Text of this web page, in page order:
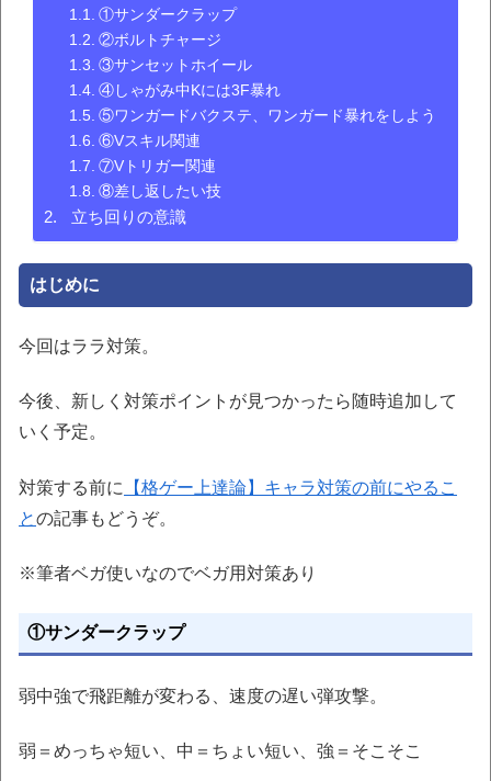
①サンダークラップ
②ボルトチャージ
③サンセットホイール
④しゃがみ中Kには3F暴れ
⑤ワンガードバクステ、ワンガード暴れをしよう
⑥Vスキル関連
⑦Vトリガー関連
⑧差し返したい技
立ち回りの意識
はじめに
今回はララ対策。
今後、新しく対策ポイントが見つかったら随時追加して
いく予定。
対策する前に
【格ゲー上達論】キャラ対策の前にやるこ
との記事もどうぞ。
※筆者ベガ使いなのでベガ用対策あり
①サンダークラップ
弱中強で飛距離が変わる、速度の遅い弾攻撃。
弱＝めっちゃ短い、中＝ちょい短い、強＝そこそこ